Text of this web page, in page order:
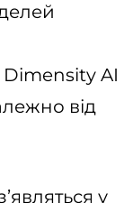
Dimensity AI
від
у